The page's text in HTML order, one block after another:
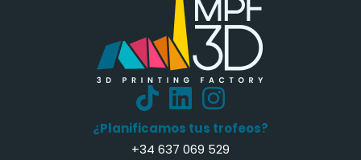
¿Planificamos tus trofeos?
+34 637 069 529